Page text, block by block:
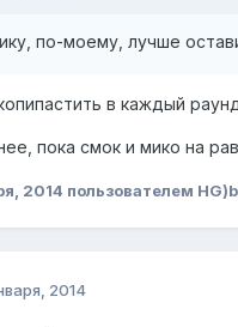
по-моему, лучше
в каждый
пока смок и мико на
2014 пользователем
2014